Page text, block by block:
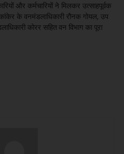
और कर्मचारियों ने मिलकर उत्साहपूर्वक
के वनमंडलाधिकारी रौनक गोयल, उप
कोरर सहित वन विभाग का पूरा